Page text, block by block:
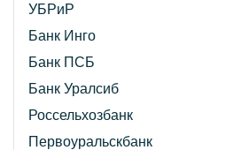
УБРиР
Банк Инго
Банк ПСБ
Банк Уралсиб
Россельхозбанк
Первоуральскбанк